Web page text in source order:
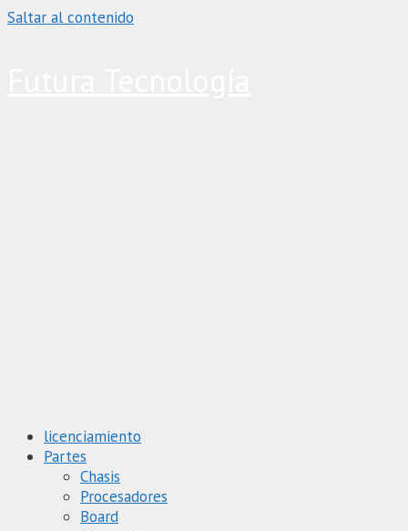
Saltar al contenido
licenciamiento
Partes
Chasis
Procesadores
Board